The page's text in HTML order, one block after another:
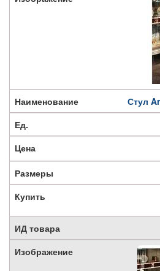
Стул